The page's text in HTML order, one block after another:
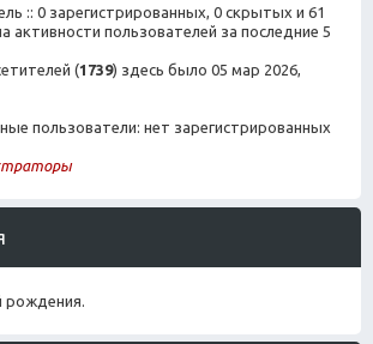
:: 0 зарегистрированных, 0 скрытых и 61
активности пользователей за последние 5
(1739) здесь было 05 мар 2026,
пользователи: нет зарегистрированных
рождения.